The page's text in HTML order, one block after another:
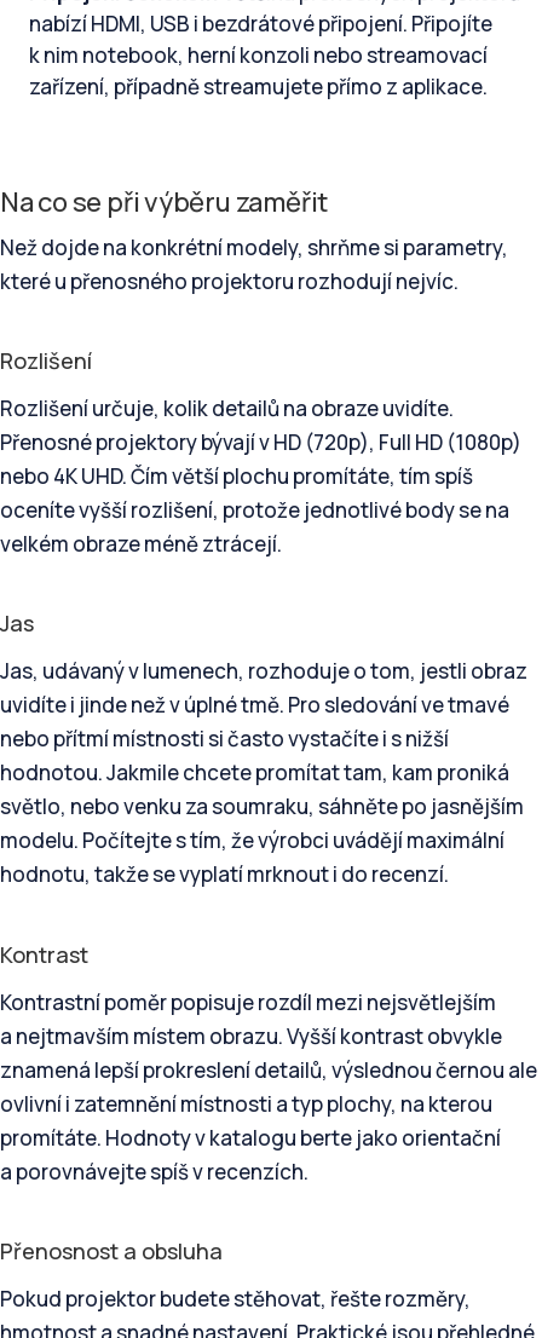
nabízí HDMI, USB i bezdrátové připojení. Připojíte
k nim notebook, herní konzoli nebo streamovací
zařízení, případně streamujete přímo z aplikace.
Na co se při výběru zaměřit
Než dojde na konkrétní modely, shrňme si parametry,
které u přenosného projektoru rozhodují nejvíc.
Rozlišení
Rozlišení určuje, kolik detailů na obraze uvidíte.
Přenosné projektory bývají v HD (720p), Full HD (1080p)
nebo 4K UHD. Čím větší plochu promítáte, tím spíš
oceníte vyšší rozlišení, protože jednotlivé body se na
velkém obraze méně ztrácejí.
Jas
Jas, udávaný v lumenech, rozhoduje o tom, jestli obraz
uvidíte i jinde než v úplné tmě. Pro sledování ve tmavé
nebo přítmí místnosti si často vystačíte i s nižší
hodnotou. Jakmile chcete promítat tam, kam proniká
světlo, nebo venku za soumraku, sáhněte po jasnějším
modelu. Počítejte s tím, že výrobci uvádějí maximální
hodnotu, takže se vyplatí mrknout i do recenzí.
Kontrast
Kontrastní poměr popisuje rozdíl mezi nejsvětlejším
a nejtmavším místem obrazu. Vyšší kontrast obvykle
znamená lepší prokreslení detailů, výslednou černou ale
ovlivní i zatemnění místnosti a typ plochy, na kterou
promítáte. Hodnoty v katalogu berte jako orientační
a porovnávejte spíš v recenzích.
Přenosnost a obsluha
Pokud projektor budete stěhovat, řešte rozměry,